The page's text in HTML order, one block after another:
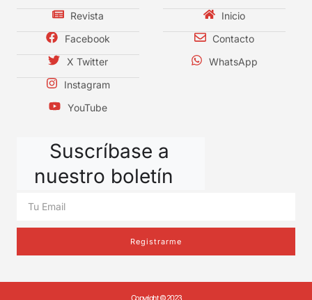
Revista
Facebook
X Twitter
Instagram
YouTube
Inicio
Contacto
WhatsApp
Suscríbase a
nuestro boletín
Registrarme
Copyright © 2023